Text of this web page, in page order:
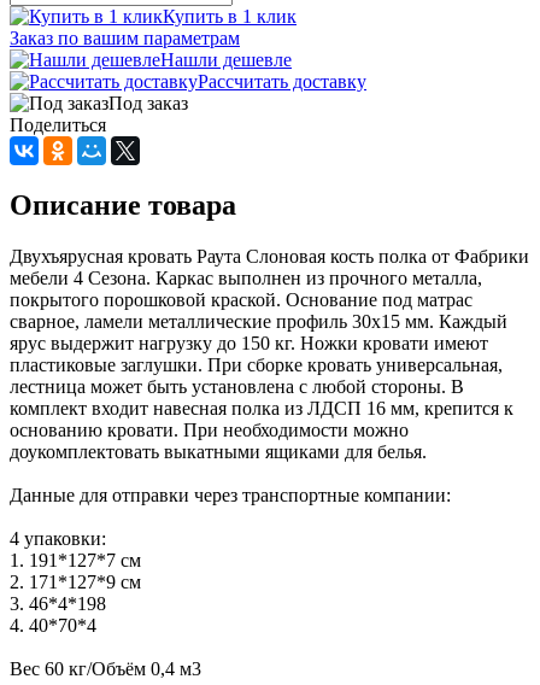
Купить в 1 клик
Заказ по вашим параметрам
Нашли дешевле
Рассчитать доставку
Под заказ
Поделиться
Описание товара
Двухъярусная кровать Раута Слоновая кость полка от Фабрики
мебели 4 Сезона. Каркас выполнен из прочного металла,
покрытого порошковой краской. Основание под матрас
сварное, ламели металлические профиль 30х15 мм. Каждый
ярус выдержит нагрузку до 150 кг. Ножки кровати имеют
пластиковые заглушки. При сборке кровать универсальная,
лестница может быть установлена с любой стороны. В
комплект входит навесная полка из ЛДСП 16 мм, крепится к
основанию кровати. При необходимости можно
доукомплектовать выкатными ящиками для белья.
Данные для отправки через транспортные компании:
4 упаковки:
1. 191*127*7 см
2. 171*127*9 см
3. 46*4*198
4. 40*70*4
Вес 60 кг/Объём 0,4 м3